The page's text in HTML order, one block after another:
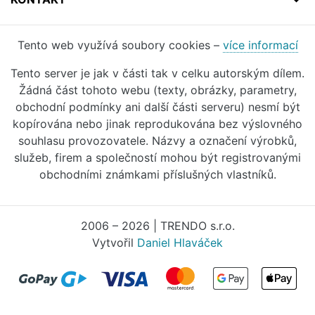
Tento web využívá soubory cookies – více informací
Tento server je jak v části tak v celku autorským dílem.
Žádná část tohoto webu (texty, obrázky, parametry,
obchodní podmínky ani další části serveru) nesmí být
kopírována nebo jinak reprodukována bez výslovného
souhlasu provozovatele. Názvy a označení výrobků,
služeb, firem a společností mohou být registrovanými
obchodními známkami příslušných vlastníků.
2006 – 2026 | TRENDO s.r.o.
Vytvořil Daniel Hlaváček